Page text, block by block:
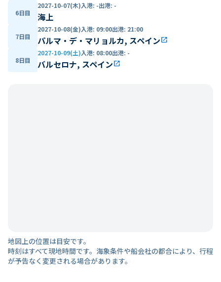
6日目
2027-10-07(木)入港: -出港: -
海上
7日目
2027-10-08(金)入港: 09:00出港: 21:00
パルマ・デ・マリョルカ, スペインopen_in_new
8日目
2027-10-09(土)入港: 08:00出港: -
バルセロナ, スペインopen_in_new
地図上の位置は目安です。
時刻はすべて現地時間です。海象条件や船会社の都合により、行程
が予告なく変更される場合があります。